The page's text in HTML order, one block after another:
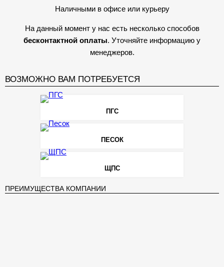
Наличными в офисе или курьеру
На данный момент у нас есть несколько способов
бесконтактной оплаты. Уточняйте информацию у
менеджеров.
ВОЗМОЖНО ВАМ ПОТРЕБУЕТСЯ
ПГС
ПЕСОК
ЩПС
ПРЕИМУЩЕСТВА КОМПАНИИ